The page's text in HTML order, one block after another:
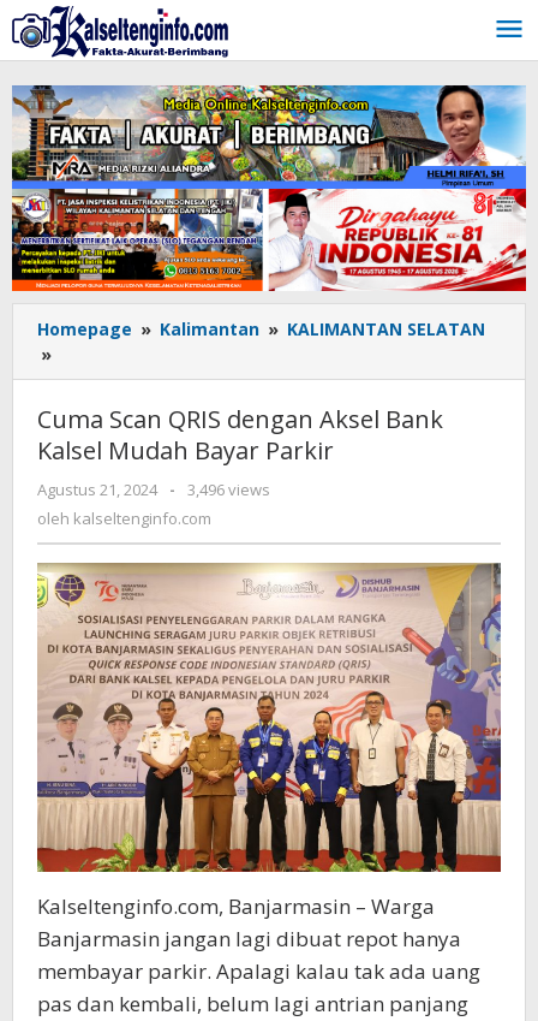
Lewati
ke
konten
Homepage » Kalimantan » KALIMANTAN SELATAN
»
Scan
dengan
Aksel
Bank
Mudah
Parkir
Cuma Scan QRIS dengan Aksel Bank
Kalsel Mudah Bayar Parkir
Agustus 21, 2024
oleh
kalseltenginfo.com
-
3,496 views
oleh kalseltenginfo.com
Kalseltenginfo.com, Banjarmasin – Warga
Banjarmasin jangan lagi dibuat repot hanya
membayar parkir. Apalagi kalau tak ada uang
pas dan kembali, belum lagi antrian panjang